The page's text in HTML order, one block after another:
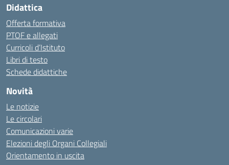
Didattica
Offerta formativa
PTOF e allegati
Curricoli d’Istituto
Libri di testo
Schede didattiche
Novità
Le notizie
Le circolari
Comunicazioni varie
Elezioni degli Organi Collegiali
Orientamento in uscita